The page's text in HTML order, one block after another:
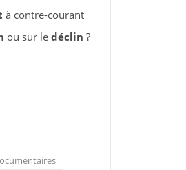
à contre-courant
ou sur le déclin ?